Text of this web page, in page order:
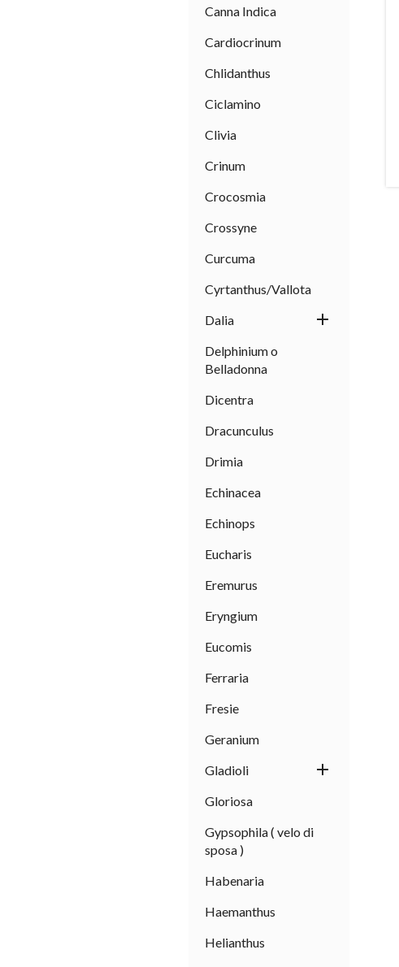
Canna Indica
Cardiocrinum
Chlidanthus
Ciclamino
Clivia
Crinum
Crocosmia
Crossyne
Curcuma
Cyrtanthus/Vallota
Dalia

Delphinium o
Belladonna
Dicentra
Dracunculus
Drimia
Echinacea
Echinops
Eucharis
Eremurus
Eryngium
Eucomis
Ferraria
Fresie
Geranium
Gladioli

Gloriosa
Gypsophila ( velo di
sposa )
Habenaria
Haemanthus
Helianthus